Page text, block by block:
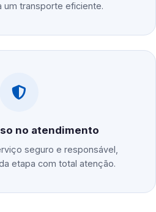
um transporte eficiente.
no atendimento
seguro e responsável,
etapa com total atenção.